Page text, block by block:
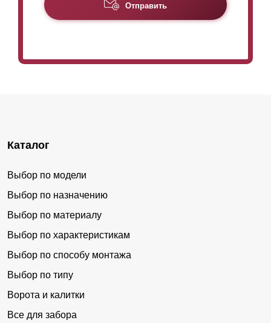
Отправить
Каталог
Выбор по модели
Выбор по назначению
Выбор по материалу
Выбор по характеристикам
Выбор по способу монтажа
Выбор по типу
Ворота и калитки
Все для забора